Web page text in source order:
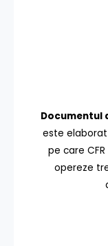
Documentul
este elaborat
pe care
opereze